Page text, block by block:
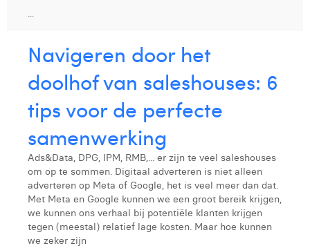
...
Navigeren door het
doolhof van saleshouses: 6
tips voor de perfecte
samenwerking
Ads&Data, DPG, IPM, RMB,... er zijn te veel saleshouses
om op te sommen. Digitaal adverteren is niet alleen
adverteren op Meta of Google, het is veel meer dan dat.
Met Meta en Google kunnen we een groot bereik krijgen,
we kunnen ons verhaal bij potentiële klanten krijgen
tegen (meestal) relatief lage kosten. Maar hoe kunnen
we zeker zijn